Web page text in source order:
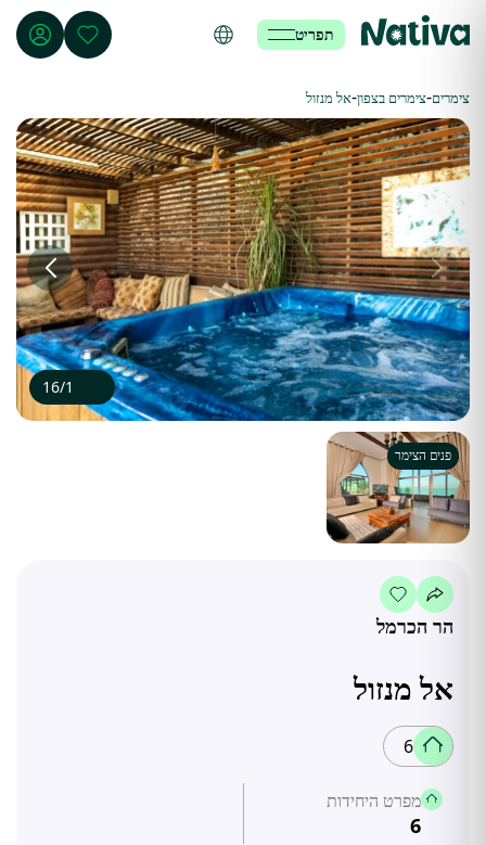
תפריט
צימרים-צימרים בצפון-אל מנזול
1
/
16
פנים הצימר
הר הכרמל
אל מנזול
6
מפרט היחידות
6